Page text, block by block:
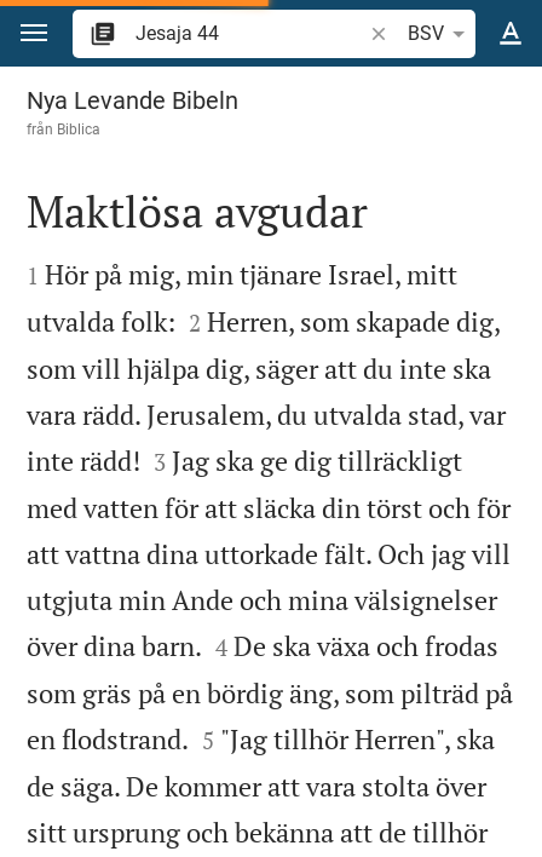
Hoppa till innehåll
Sök bibelvers eller
BSV
Jesaja 44
Nya Levande Bibeln
från Biblica

Maktlösa avgudar

1 Hör på mig, min tjänare Israel, mitt
utvalda folk: 

2 Herren, som skapade dig,
som vill hjälpa dig, säger att du inte ska
vara rädd. Jerusalem, du utvalda stad, var
inte rädd! 

3 Jag ska ge dig tillräckligt
med vatten för att släcka din törst och för
att vattna dina uttorkade fält. Och jag vill
utgjuta min Ande och mina välsignelser
över dina barn. 

4 De ska växa och frodas
som gräs på en bördig äng, som pilträd på
en flodstrand. 

5 "Jag tillhör Herren", ska
de säga. De kommer att vara stolta över
sitt ursprung och bekänna att de tillhör